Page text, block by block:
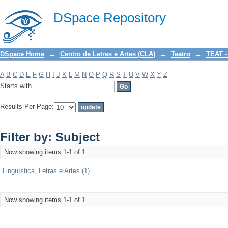
DSpace Repository
Filter by: Subject
DSpace Home → Centro de Letras e Artes (CLA) → Teatro → TEAT
A B C D E F G H J K L M N O P Q R S T U V W X Y Z
Starts with
Results Per Page:
Filter by: Subject
Now showing items 1-1 of 1
Linguística, Letras e Artes (1)
Now showing items 1-1 of 1